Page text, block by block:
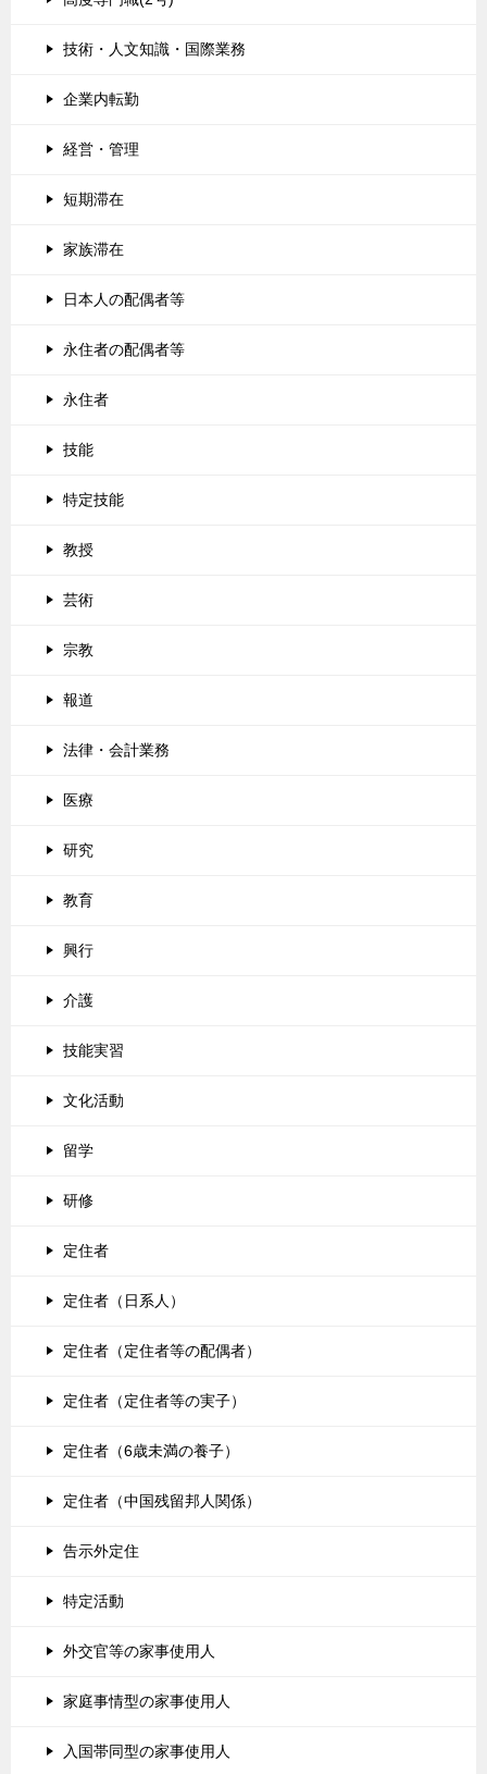
技術・人文知識・国際業務
企業内転勤
経営・管理
短期滞在
家族滞在
日本人の配偶者等
永住者の配偶者等
永住者
技能
特定技能
教授
芸術
宗教
報道
法律・会計業務
医療
研究
教育
興行
介護
技能実習
文化活動
留学
研修
定住者
定住者（日系人）
定住者（定住者等の配偶者）
定住者（定住者等の実子）
定住者（6歳未満の養子）
定住者（中国残留邦人関係）
告示外定住
特定活動
外交官等の家事使用人
家庭事情型の家事使用人
入国帯同型の家事使用人